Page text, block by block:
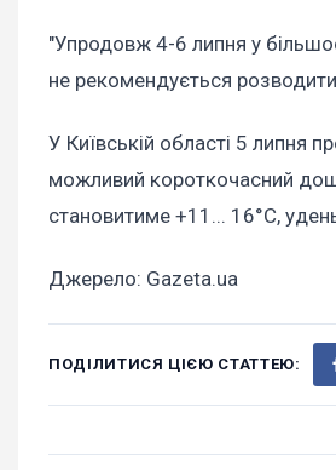
"Упродовж 4-6 липня у
не рекомендується
У Київській області 5 липня
можливий короткочасний дощ.
становитиме +11... 16°C,
Джерело: Gazeta.ua
ПОДІЛИТИСЯ ЦІЄЮ СТАТТЕЮ: